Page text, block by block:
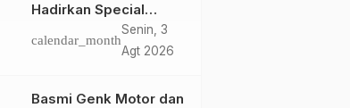
Hadirkan Special
Edition Sunset Blue,
Tampilkan Nuansa
calendar_month
Senin, 3
Agt 2026
Basmi Genk Motor dan